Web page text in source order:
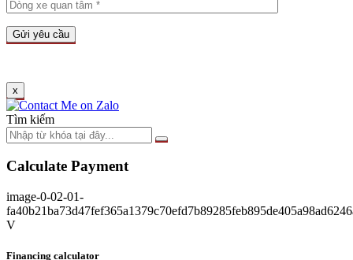
x
Tìm kiếm
Calculate Payment
image-0-02-01-
V
Financing calculator